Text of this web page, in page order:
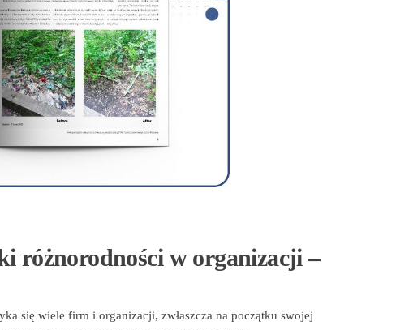
różnorodności w organizacji –
się wiele firm i organizacji, zwłaszcza na początku swojej